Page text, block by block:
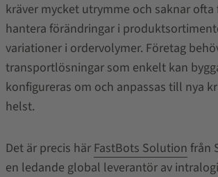
kräver mycket utrymme och saknar
hantera förändringar i
variationer i ordervolymer. Företag
transportlösningar som enkelt kan
konfigureras om och anpassas till nya
helst.
Det är precis här FastBots Solution från
en ledande global leverantör av